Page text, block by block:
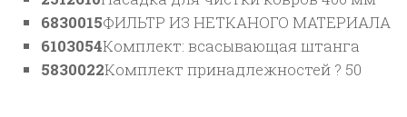
6830015ФИЛЬТР ИЗ НЕТКАНОГО МАТЕРИАЛА
6103054Комплект: всасывающая штанга
5830022Комплект принадлежностей ? 50